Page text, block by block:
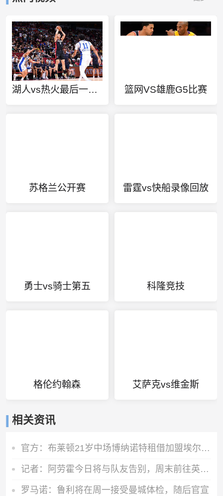
湖人vs热火最后一场总冠军 篮网VS雄鹿G5比赛
苏格兰公开赛 雷霆vs快船录像回放
勇士vs骑士第五 科隆竞技
格伦约翰森 艾萨克vs维金斯
相关资讯
官方：布莱顿21岁中场博纳诺特租借加盟埃尔切，期限为一年
记者：阿劳霍今日将与队友告别，周末前往英格兰租借加盟利物浦
罗马诺：鲁利将在周一接受曼城体检，随后官宣